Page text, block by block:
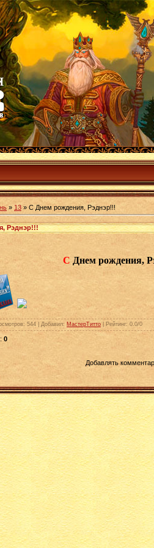
» 13 » С Днем рождения, Рэднэр!!!
Рэднэр!!!
С Днем рождения,
: 544 | Добавил: МастерТитто Рейтинг: 0.0/0
: 0
Добавлять